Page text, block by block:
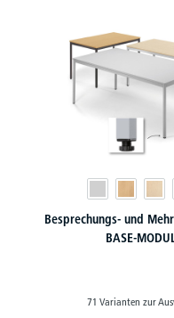
Besprechungs- und
BASE-
71 Varianten zur